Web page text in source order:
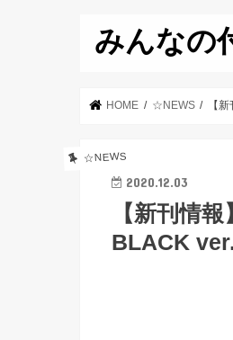
みんなの
HOME ☆NEWS 【
☆NEWS
2020.12.03
【新刊情
BLACK